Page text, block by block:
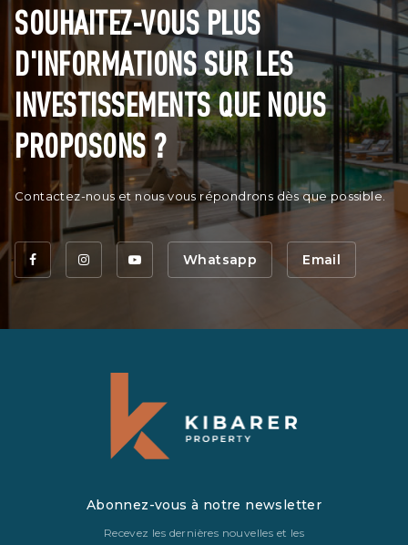
SOUHAITEZ-VOUS PLUS
D'INFORMATIONS SUR LES
INVESTISSEMENTS QUE NOUS
PROPOSONS ?
Contactez-nous et nous vous répondrons dès que possible.
Whatsapp Email
Abonnez-vous à notre newsletter
Recevez les dernières nouvelles et les